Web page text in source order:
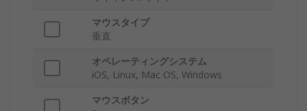
マウスタイプ
垂直
オペレーティングシステム
iOS, Linux, Mac OS, Windows
マウスボタン